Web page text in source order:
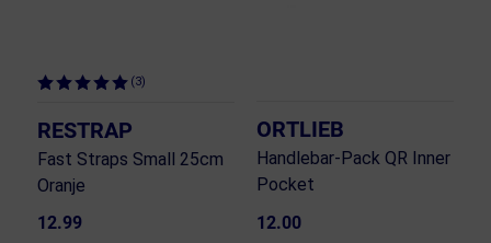
(3)
RESTRAP
Fast Straps Small 25cm
Oranje
12.99
ORTLIEB
Handlebar-Pack QR Inner
Pocket
12.00